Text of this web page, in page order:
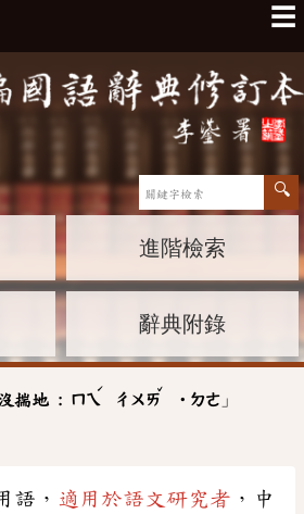
☰
進階檢索
辭典附錄
沒揣地 : ㄇㄟ
ˊ
ㄔㄨㄞ
ˇ
˙ㄉㄜ」
語， 適用於語文研究者 ，中